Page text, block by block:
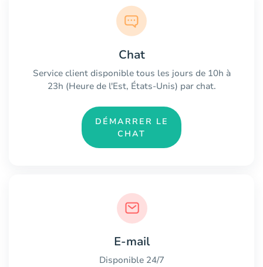
Chat
Service client disponible tous les jours de 10h à
23h (Heure de l'Est, États-Unis) par chat.
DÉMARRER LE
CHAT
E-mail
Disponible 24/7